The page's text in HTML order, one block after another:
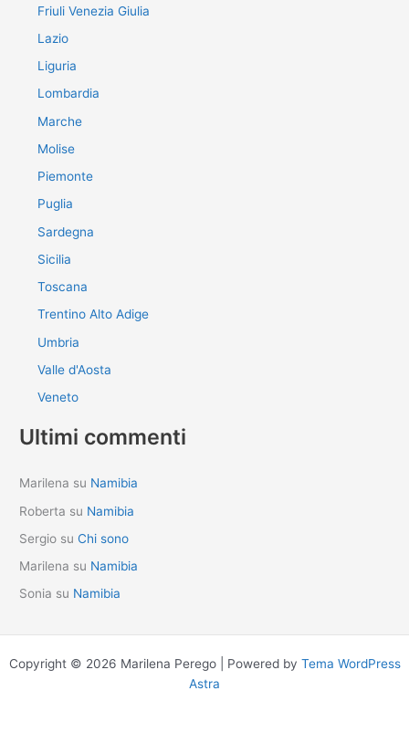
Friuli Venezia Giulia
Lazio
Liguria
Lombardia
Marche
Molise
Piemonte
Puglia
Sardegna
Sicilia
Toscana
Trentino Alto Adige
Umbria
Valle d'Aosta
Veneto
Ultimi commenti
Marilena su Namibia
Roberta su Namibia
Sergio suChi sono
Marilena su Namibia
Sonia su Namibia
Copyright © 2026 Marilena Perego | Powered by Tema WordPress
Astra